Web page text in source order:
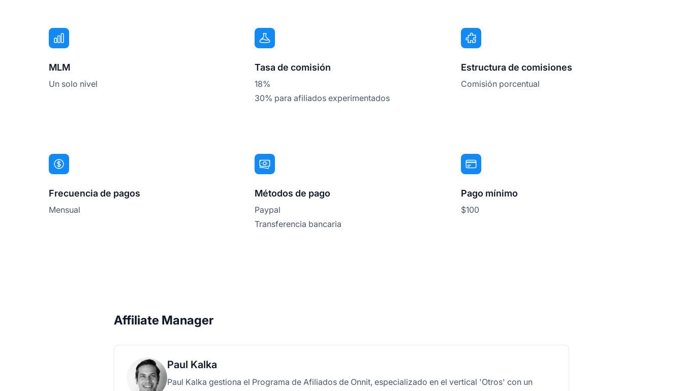
MLM
Un solo nivel
Tasa de comisión
18%
30% para afiliados experimentados
Estructura de comisiones
Comisión porcentual
Frecuencia de pagos
Mensual
Métodos de pago
Paypal
Transferencia bancaria
Pago mínimo
$100
Affiliate Manager
Paul Kalka
Paul Kalka gestiona el Programa de Afiliados de Onnit, especializado en el vertical 'Otros' con un